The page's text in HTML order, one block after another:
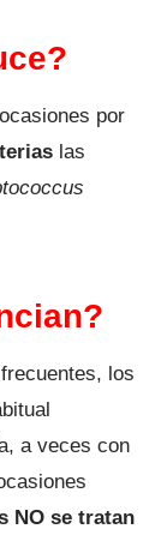
por
las
los
a veces con
NO se tratan